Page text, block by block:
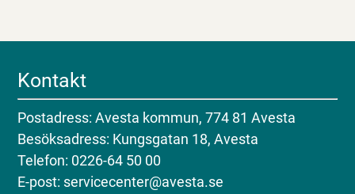
Kontakt
Postadress: Avesta kommun, 774 81 Avesta
Besöksadress: Kungsgatan 18, Avesta
Telefon: 0226-64 50 00
E-post: servicecenter@avesta.se